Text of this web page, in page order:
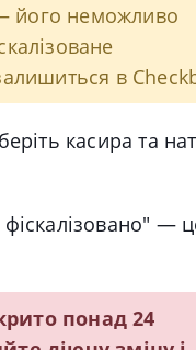
його неможливо
в
касира та
—
понад 24